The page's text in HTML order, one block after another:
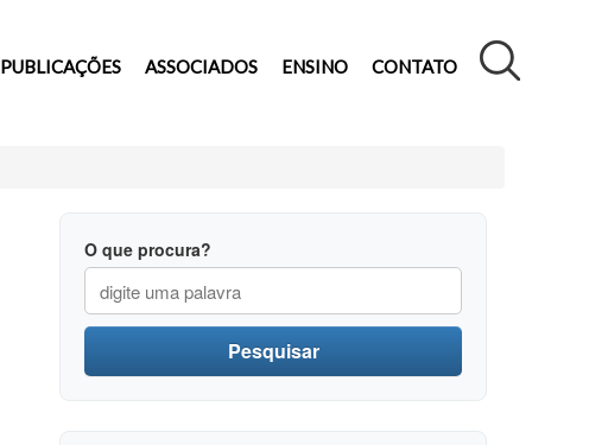
PUBLICAÇÕES ASSOCIADOS ENSINO CONTATO
O que procura?
Pesquisar